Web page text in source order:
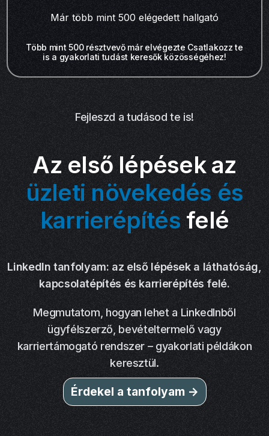
Már több mint 500 elégedett hallgató
Több mint 500 résztvevő már elvégezte Csatlakozz te
is a gyakorlati tudást keresők közösségéhez!
Fejleszd a tudásod te is!
Az első lépések az
üzleti növekedés és
karrierépítés felé
LinkedIn tanfolyam: az első lépések a láthatóság,
kapcsolatépítés és karrierépítés felé.
Megmutatom, hogyan lehet a LinkedInből
ügyfélszerző, bevételtermelő vagy
karriertámogató rendszer – gyakorlati példákon
keresztül.
Érdekel a tanfolyam ->